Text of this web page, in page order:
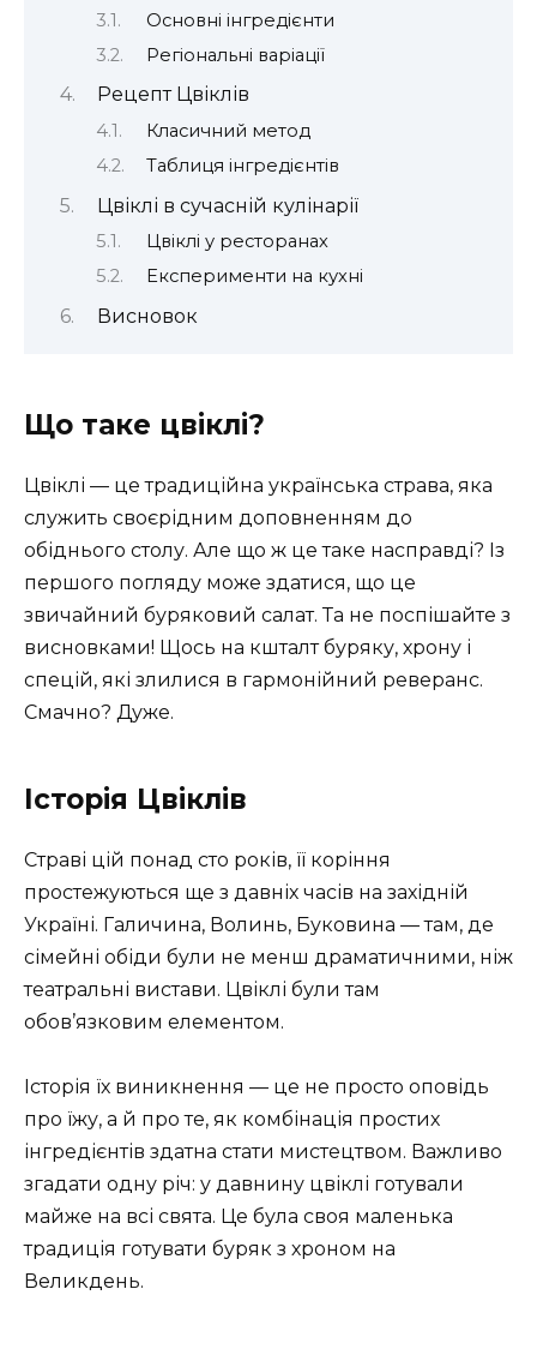
Основні інгредієнти
Регіональні варіації
Рецепт Цвіклів
Класичний метод
Таблиця інгредієнтів
Цвіклі в сучасній кулінарії
Цвіклі у ресторанах
Експерименти на кухні
Висновок
Що таке цвіклі?
Цвіклі — це традиційна українська страва, яка
служить своєрідним доповненням до
обіднього столу. Але що ж це таке насправді? Із
першого погляду може здатися, що це
звичайний буряковий салат. Та не поспішайте з
висновками! Щось на кшталт буряку, хрону і
спецій, які злилися в гармонійний реверанс.
Смачно? Дуже.
Історія Цвіклів
Страві цій понад сто років, її коріння
простежуються ще з давніх часів на західній
Україні. Галичина, Волинь, Буковина — там, де
сімейні обіди були не менш драматичними, ніж
театральні вистави. Цвіклі були там
обов’язковим елементом.
Історія їх виникнення — це не просто оповідь
про їжу, а й про те, як комбінація простих
інгредієнтів здатна стати мистецтвом. Важливо
згадати одну річ: у давнину цвіклі готували
майже на всі свята. Це була своя маленька
традиція готувати буряк з хроном на
Великдень.